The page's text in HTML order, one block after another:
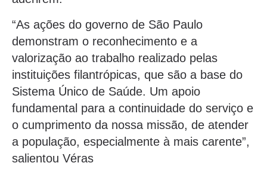
“As ações do governo de São Paulo
demonstram o reconhecimento e a
valorização ao trabalho realizado pelas
instituições filantrópicas, que são a base do
Sistema Único de Saúde. Um apoio
fundamental para a continuidade do serviço e
o cumprimento da nossa missão, de atender
a população, especialmente à mais carente”,
salientou Véras